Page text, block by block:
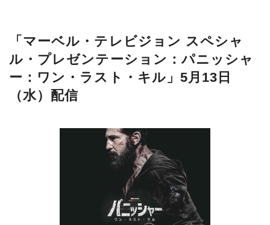
「マーベル・テレビジョン スペシャ
ル・プレゼンテーション：パニッシャ
ー：ワン・ラスト・キル」5月13日
（水）配信